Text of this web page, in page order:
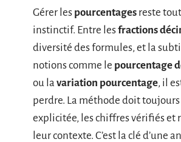
Gérer les pourcentages reste
instinctif. Entre lesfractions
diversité des formules, et la
notions comme le pourcentage
ou la variation pourcentage, il
perdre. La méthode doit
explicitée, les chiffres vérifiés et
leur contexte. C’est la clé d’une